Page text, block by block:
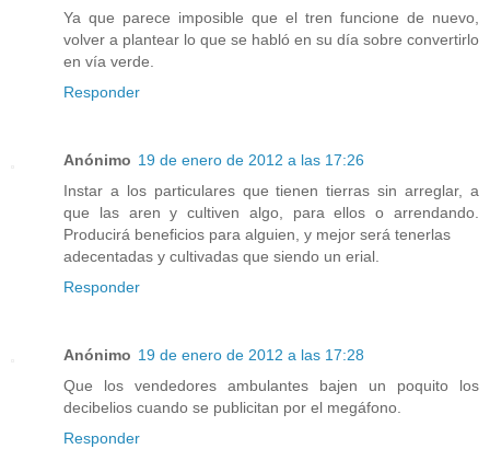
Ya que parece imposible que el tren funcione de nuevo,
volver a plantear lo que se habló en su día sobre convertirlo
en vía verde.
Responder
Anónimo 19 de enero de 2012 a las 17:26
Instar a los particulares que tienen tierras sin arreglar, a
que las aren y cultiven algo, para ellos o arrendando.
Producirá beneficios para alguien, y mejor será tenerlas
adecentadas y cultivadas que siendo un erial.
Responder
Anónimo 19 de enero de 2012 a las 17:28
Que los vendedores ambulantes bajen un poquito los
decibelios cuando se publicitan por el megáfono.
Responder